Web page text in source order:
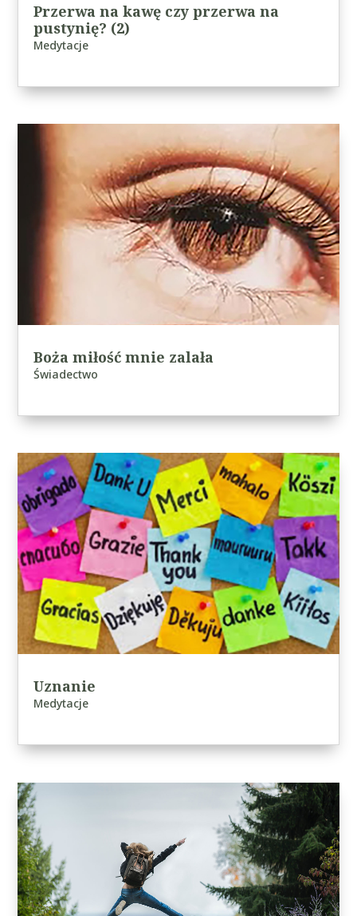
Przerwa na kawę czy przerwa na
pustynię? (2)
Medytacje
Boża miłość mnie zalała
Świadectwo
Uznanie
Medytacje